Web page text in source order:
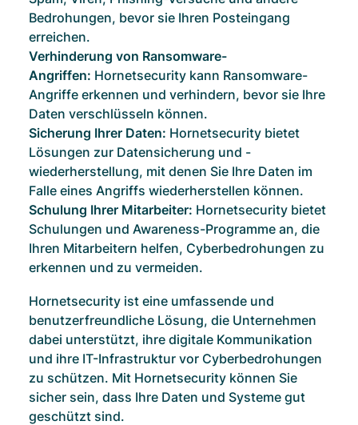
Bedrohungen, bevor sie Ihren Posteingang
erreichen.
Verhinderung von Ransomware-
Angriffen: Hornetsecurity kann Ransomware-
Angriffe erkennen und verhindern, bevor sie Ihre
Daten verschlüsseln können.
Sicherung Ihrer Daten: Hornetsecurity bietet
Lösungen zur Datensicherung und -
wiederherstellung, mit denen Sie Ihre Daten im
Falle eines Angriffs wiederherstellen können.
Schulung Ihrer Mitarbeiter: Hornetsecurity bietet
Schulungen und Awareness-Programme an, die
Ihren Mitarbeitern helfen, Cyberbedrohungen zu
erkennen und zu vermeiden.
Hornetsecurity ist eine umfassende und
benutzerfreundliche Lösung, die Unternehmen
dabei unterstützt, ihre digitale Kommunikation
und ihre IT-Infrastruktur vor Cyberbedrohungen
zu schützen. Mit Hornetsecurity können Sie
sicher sein, dass Ihre Daten und Systeme gut
geschützt sind.